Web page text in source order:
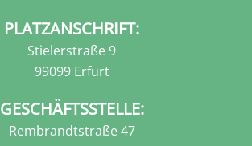
PLATZANSCHRIFT:
Stielerstraße 9
99099 Erfurt
GESCHÄFTSSTELLE:
Rembrandtstraße 47